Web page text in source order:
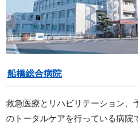
船橋総合病院
救急医療とリハビリテーション
のトータルケアを行っている病院